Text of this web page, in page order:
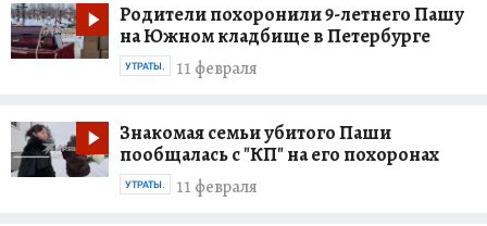
Родители похоронили 9-летнего Пашу
на Южном кладбище в Петербурге
11 февраля
УТРАТЫ.
Знакомая семьи убитого Паши
пообщалась с "КП" на его похоронах
11 февраля
УТРАТЫ.